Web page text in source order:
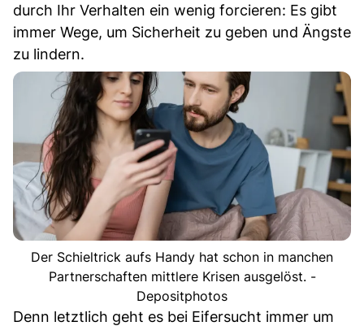
durch Ihr Verhalten ein wenig forcieren: Es gibt
immer Wege, um Sicherheit zu geben und Ängste
zu lindern.
Der Schieltrick aufs Handy hat schon in manchen
Partnerschaften mittlere Krisen ausgelöst. -
Depositphotos
Denn letztlich geht es bei Eifersucht immer um